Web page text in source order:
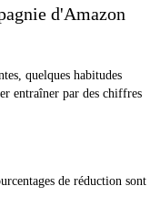
d'Amazon
quelques habitudes
entraîner par des chiffres
de réduction sont